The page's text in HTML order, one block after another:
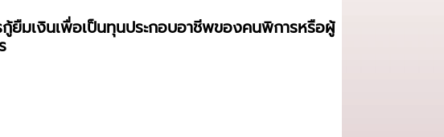
กู้ยืมเงินเพื่อเป็นทุนประกอบอาชีพของคนพิการหรือผู้